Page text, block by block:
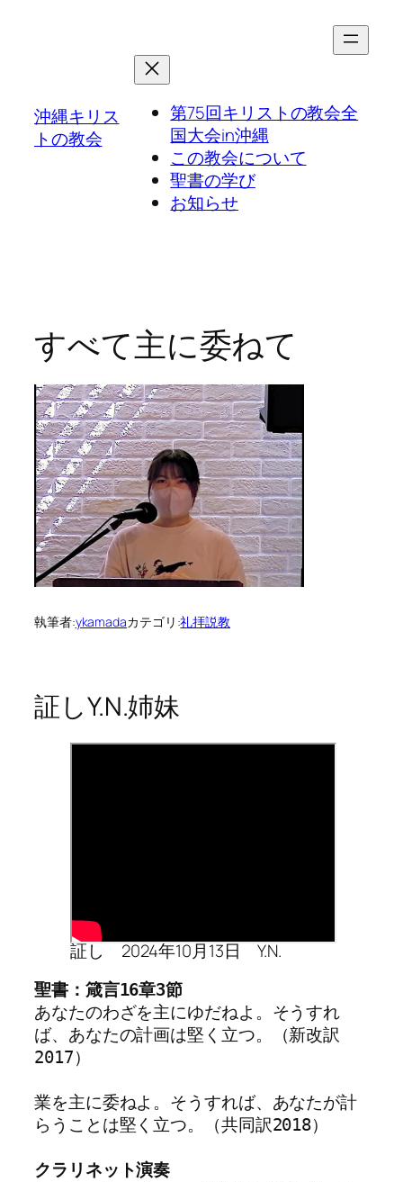
沖縄キリス
トの教会
第75回キリストの教会全
国大会in沖縄
この教会について
聖書の学び
お知らせ
すべて主に委ねて
執筆者:ykamadaカテゴリ:礼拝説教
証しY.N.姉妹
証し 2024年10月13日 Y.N.
聖書：箴言16章3節
あなたのわざを主にゆだねよ。そうすれ
ば、あなたの計画は堅く立つ。（新改訳
2017）
業を主に委ねよ。そうすれば、あなたが計
らうことは堅く立つ。（共同訳2018）
クラリネット演奏